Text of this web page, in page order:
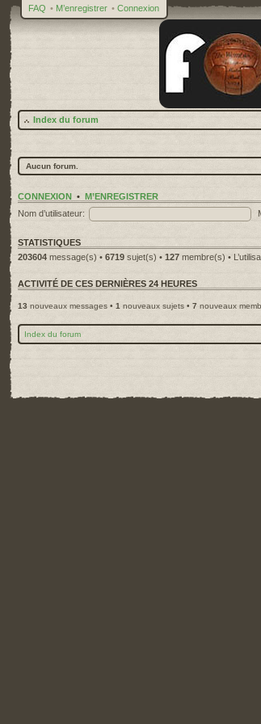
FAQ • M’enregistrer • Connexion
Index du forum
Aucun forum.
CONNEXION • M’ENREGISTRER
Nom d’utilisateur:
STATISTIQUES
203604 message(s) • 6719 sujet(s) • 127 membre(s) •
ACTIVITÉ DE CES DERNIÈRES 24 HEURES
13 nouveaux messages • 1 nouveaux sujets • 7 nouveaux
Index du forum